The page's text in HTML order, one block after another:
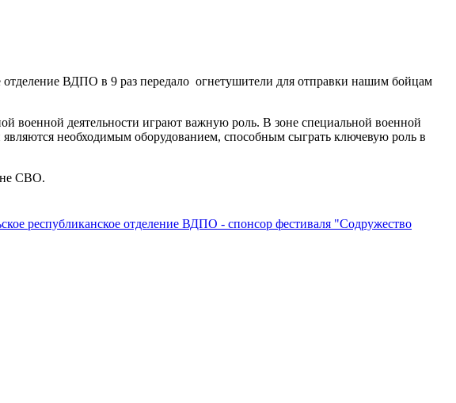
отделение ВДПО в 9 раз передало огнетушители для отправки нашим бойцам
военной деятельности играют важную роль. В зоне специальной военной
необходимым оборудованием, способным сыграть ключевую роль в
СВО.
республиканское отделение ВДПО - спонсор фестиваля "Содружество